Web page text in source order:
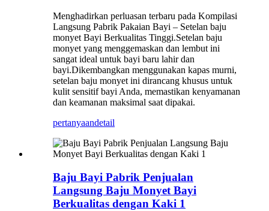
Menghadirkan perluasan terbaru pada Kompilasi
Langsung Pabrik Pakaian Bayi – Setelan baju
monyet Bayi Berkualitas Tinggi.Setelan baju
monyet yang menggemaskan dan lembut ini
sangat ideal untuk bayi baru lahir dan
bayi.Dikembangkan menggunakan kapas murni,
setelan baju monyet ini dirancang khusus untuk
kulit sensitif bayi Anda, memastikan kenyamanan
dan keamanan maksimal saat dipakai.
pertanyaandetail
Baju Bayi Pabrik Penjualan
Langsung Baju Monyet Bayi
Berkualitas dengan Kaki 1